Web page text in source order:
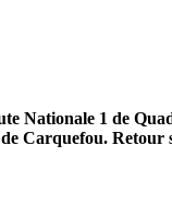
Nationale 1 de
Carquefou.